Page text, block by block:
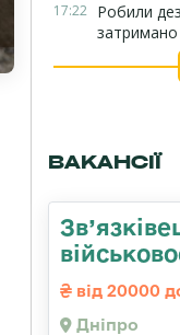
17:22 Робили
затримано
ВАКАНСІЇ
від 20000
Дніпро